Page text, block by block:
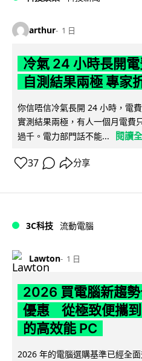
arthur 1 日
冷氣 24 小時長開
自測結果兩極 專家
你信唔信冷氣長開 24 小時，電
實測結果兩極，有人一個月電費
過千。電力部門話不能...
閱讀
37 分享
3C科技 流動電腦
Lawton 1 日
2026 買電腦新趨
優惠 從極致便攜
的高效能 PC
2026 年的電腦選購基準已經全